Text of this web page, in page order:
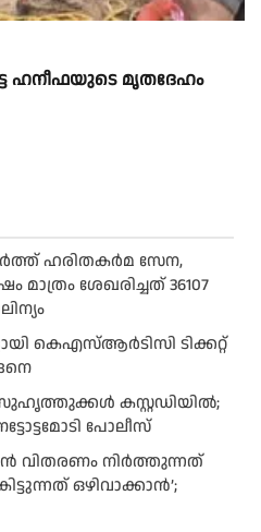
ഹനീഫയുടെ മൃതദേഹം
ഹരിതകര്‍മ സേന,
ശേഖരിച്ചത് 36107
കെഎസ്ആര്‍ടിസി ടിക്കറ്റ്
കസ്റ്റഡിയിൽ;
പോലീസ്
വിതരണം നി‍‍ർത്തുന്നത്
ഒഴിവാക്കാൻ’;